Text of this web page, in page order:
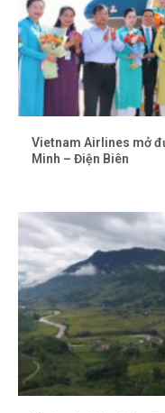
Vietnam Airlines mở
Minh – Điện Biên